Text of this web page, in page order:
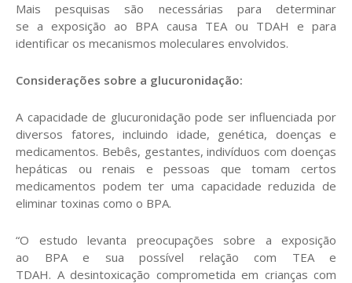
Mais pesquisas são necessárias para determinar
se a exposição ao BPA causa TEA ou TDAH e para
identificar os mecanismos moleculares envolvidos.
Considerações sobre a glucuronidação:
A capacidade de glucuronidação pode ser influenciada por
diversos fatores, incluindo idade, genética, doenças e
medicamentos. Bebês, gestantes, indivíduos com doenças
hepáticas ou renais e pessoas que tomam certos
medicamentos podem ter uma capacidade reduzida de
eliminar toxinas como o BPA.
“O estudo levanta preocupações sobre a exposição
ao BPA e sua possível relação com TEA e
TDAH. A desintoxicação comprometida em crianças com